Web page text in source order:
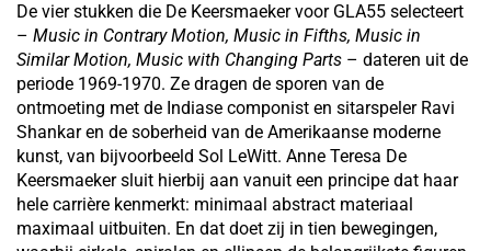
De vier stukken die De Keersmaeker voor GLA55 selecteert
– Music in Contrary Motion, Music in Fifths, Music in
Similar Motion, Music with Changing Parts – dateren uit de
periode 1969-1970. Ze dragen de sporen van de
ontmoeting met de Indiase componist en sitarspeler Ravi
Shankar en de soberheid van de Amerikaanse moderne
kunst, van bijvoorbeeld Sol LeWitt. Anne Teresa De
Keersmaeker sluit hierbij aan vanuit een principe dat haar
hele carrière kenmerkt: minimaal abstract materiaal
maximaal uitbuiten. En dat doet zij in tien bewegingen,